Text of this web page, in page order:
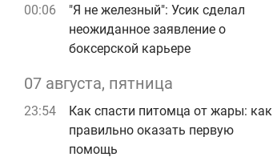
00:06
"Я не железный": Усик сделал
неожиданное заявление о
боксерской карьере
07 августа, пятница
23:54
Как спасти питомца от жары: как
правильно оказать первую
помощь